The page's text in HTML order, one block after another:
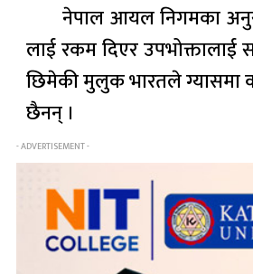
नेपाल आयल निगमका
लाई रकम दिएर
छिमेकी मुलुक भारतले ग्यासमा
छैनन् ।
- ADVERTISEMENT -